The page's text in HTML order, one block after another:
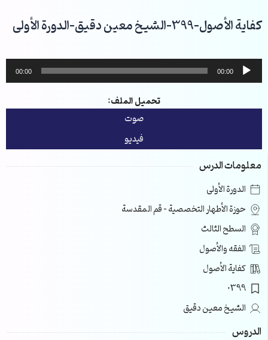
إلى
المحتوى
كفاية الأصول-399-الشيخ معين دقيق-الدورة الأولى
مشغل
الصوت
00:00
00:00
تحميل الملف:
صوت
فيديو
معلومات الدرس
الدورة الأولى
حوزة الأطهار التخصصية – قم المقدسة
السطح الثالث
الفقه والأصول
كفاية الأصول
0399
الشيخ معين دقيق
الدروس